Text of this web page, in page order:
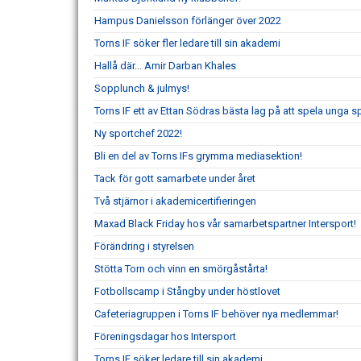
Hampus Danielsson förlänger över 2022
Torns IF söker fler ledare till sin akademi
Hallå där... Amir Darban Khales
Sopplunch & julmys!
Torns IF ett av Ettan Södras bästa lag på att spela unga
Ny sportchef 2022!
Bli en del av Torns IFs grymma mediasektion!
Tack för gott samarbete under året
Två stjärnor i akademicertifieringen
Maxad Black Friday hos vår samarbetspartner Intersport!
Förändring i styrelsen
Stötta Torn och vinn en smörgåstårta!
Fotbollscamp i Stångby under höstlovet
Cafeteriagruppen i Torns IF behöver nya medlemmar!
Föreningsdagar hos Intersport